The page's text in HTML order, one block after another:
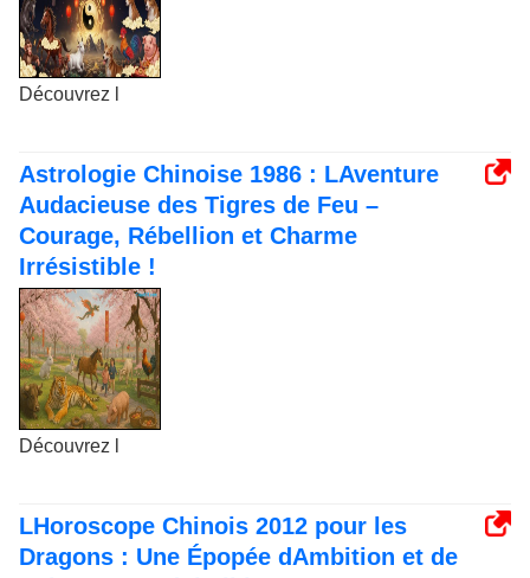
Découvrez l
Astrologie Chinoise 1986 : LAventure
Audacieuse des Tigres de Feu –
Courage, Rébellion et Charme
Irrésistible !
Découvrez l
LHoroscope Chinois 2012 pour les
Dragons : Une Épopée dAmbition et de